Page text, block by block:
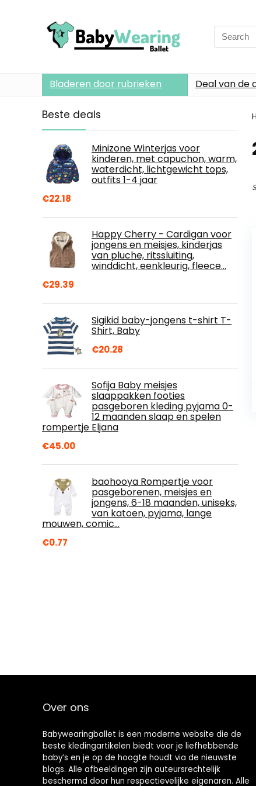
Search
for:
Bladeren door rubrieken Deal van de
Beste deals
Minizone Winterjas voor
kinderen, met capuchon, warm,
waterdicht, lichtgewicht tops,
outfits 1-4 jaar
€22.18
Happy Cherry - Cardigan voor
jongens en meisjes, kinderjas
van pluche, ritssluiting,
winddicht, eenkleurig, fleece…
€29.39
Sigikid baby-jongens t-shirt T-
Shirt, Baby
€20.28
Sofija Baby meisjes
slaappakken footies
pasgeboren kleding pyjama 0-
12 maanden slaap en spelen
rompertje Eljana
€45.00
baohooya Rompertje voor
pasgeborenen, meisjes en
jongens, 6-18 maanden, uniseks,
van katoen, pyjama, lange
mouwen, comic…
€0.77
Over ons
Babywearingballet is een moderne website die de
beste kledingartikelen biedt voor je liefhebbende
baby’s en je op de hoogte houdt via de nieuwste
blogs. Alle afbeeldingen zijn auteursrechtelijk
beschermd door hun respectievelijke eigenaren. Alle